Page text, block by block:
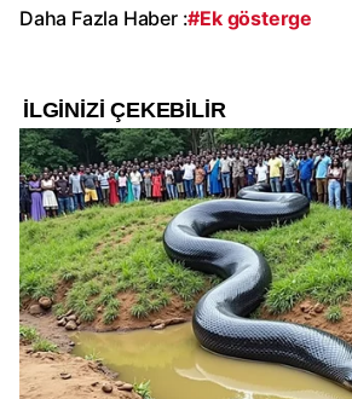
Daha Fazla Haber :#Ek gösterge